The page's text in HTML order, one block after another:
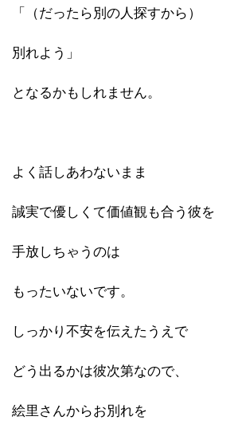
「（だったら別の人探すから）
別れよう」
となるかもしれません。
よく話しあわないまま
誠実で優しくて価値観も合う彼を
手放しちゃうのは
もったいないです。
しっかり不安を伝えたうえで
どう出るかは彼次第なので、
絵里さんからお別れを